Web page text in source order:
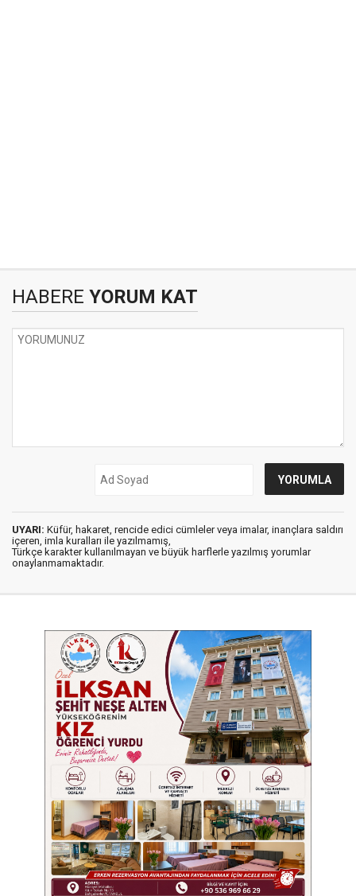
HABERE YORUM KAT
UYARI: Küfür, hakaret, rencide edici cümleler veya imalar, inançlara saldırı
içeren, imla kuralları ile yazılmamış,
Türkçe karakter kullanılmayan ve büyük harflerle yazılmış yorumlar
onaylanmamaktadır.